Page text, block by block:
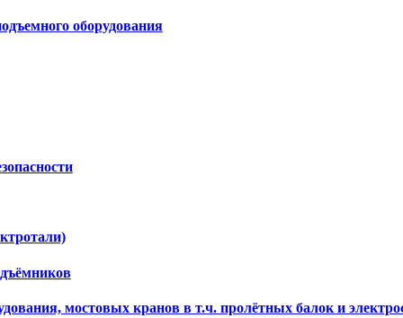
оборудования
мостовых кранов в т.ч. пролётных балок и